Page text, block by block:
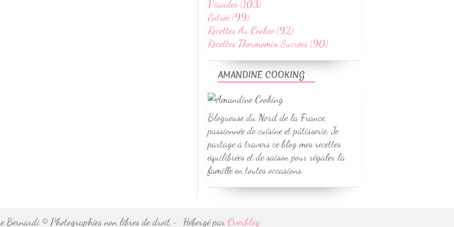
AMANDINE COOKING
Blogueuse du Nord de la France,
passionnée de cuisine et pâtisserie. Je
partage à travers ce blog mes recettes
équilibrées et de saison pour régaler la
famille en toutes occasions.
Viandes (103)
Entrée (99)
Recettes Au Cookeo (92)
Recettes Thermomix Sucrées (90)
Bernardi © Photographies non libres de droit - Hébergé par Overblog